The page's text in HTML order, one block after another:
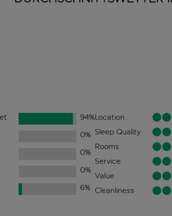
94%
0%
0%
0%
6%
Location
Sleep Quality
Rooms
Service
Value
Cleanliness